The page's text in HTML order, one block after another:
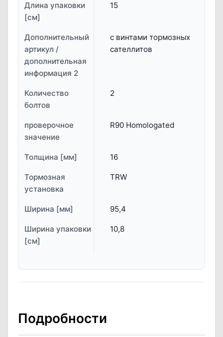
Длина упаковки
[см]
15
Дополнительный
артикул /
дополнительная
информация 2
с винтами тормозных
сателлитов
Количество
болтов
2
проверочное
значение
R90 Homologated
Толщина [мм] 16
Тормозная
установка
TRW
Ширина [мм] 95,4
Ширина упаковки
[см]
10,8
Подробности